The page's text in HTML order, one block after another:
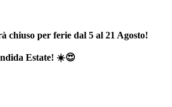
chiuso per ferie dal 5 al 21 Agosto!
Estate! ☀️😍